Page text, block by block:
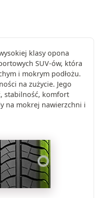
klasy opona
SUV-ów, która
i mokrym podłożu.
na zużycie. Jego
stabilność, komfort
na mokrej nawierzchni i